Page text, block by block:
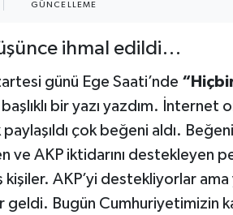
GÜNCELLEME
ihmal edildi…
günü Ege Saati’nde
başlıklı bir yazı yazdım.
çok beğeni aldı.
ve AKP iktidarını destekleyen
kişiler. AKP’yi destekliyorlar
Bugün Cumhuriyetimizin